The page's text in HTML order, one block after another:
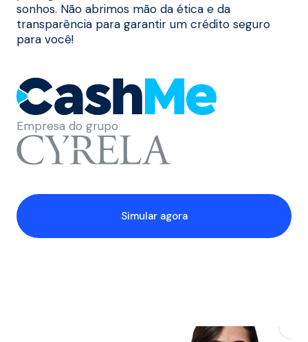
sonhos. Não abrimos mão da ética e da
transparência para garantir um crédito seguro
para você!
Empresa do grupo
Simular agora